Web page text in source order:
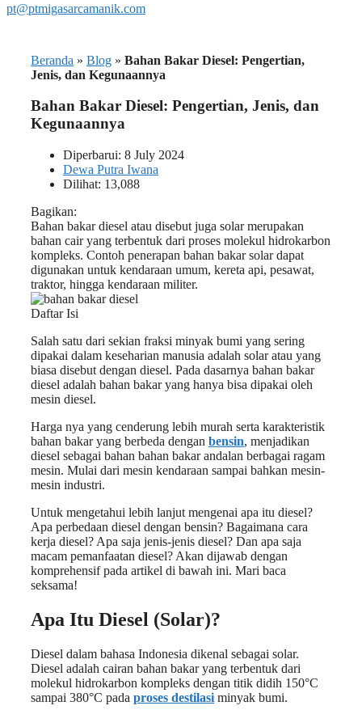
pt@ptmigasarcamanik.com
Beranda » Blog » Bahan Bakar Diesel: Pengertian,
Jenis, dan Kegunaannya
Bahan Bakar Diesel: Pengertian, Jenis, dan
Kegunaannya
Diperbarui: 8 July 2024
Dewa Putra Iwana
Dilihat: 13,088
Bagikan:
Bahan bakar diesel atau disebut juga solar merupakan
bahan cair yang terbentuk dari proses molekul hidrokarbon
kompleks. Contoh penerapan bahan bakar solar dapat
digunakan untuk kendaraan umum, kereta api, pesawat,
traktor, hingga kendaraan militer.
Daftar Isi
Salah satu dari sekian fraksi minyak bumi yang sering
dipakai dalam keseharian manusia adalah solar atau yang
biasa disebut dengan diesel. Pada dasarnya bahan bakar
diesel adalah bahan bakar yang hanya bisa dipakai oleh
mesin diesel.
Harga nya yang cenderung lebih murah serta karakteristik
bahan bakar yang berbeda dengan bensin, menjadikan
diesel sebagai bahan bahan bakar andalan berbagai ragam
mesin. Mulai dari mesin kendaraan sampai bahkan mesin-
mesin industri.
Untuk mengetahui lebih lanjut mengenai apa itu diesel?
Apa perbedaan diesel dengan bensin? Bagaimana cara
kerja diesel? Apa saja jenis-jenis diesel? Dan apa saja
macam pemanfaatan diesel? Akan dijawab dengan
komprehensif pada artikel di bawah ini. Mari baca
seksama!
Apa Itu Diesel (Solar)?
Diesel dalam bahasa Indonesia dikenal sebagai solar.
Diesel adalah cairan bahan bakar yang terbentuk dari
molekul hidrokarbon kompleks dengan titik didih 150°C
sampai 380°C pada proses destilasi minyak bumi.